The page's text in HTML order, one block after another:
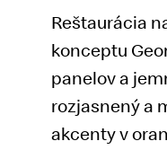
Reštaurácia
konceptu
panelov a
rozjasnený a
akcenty v